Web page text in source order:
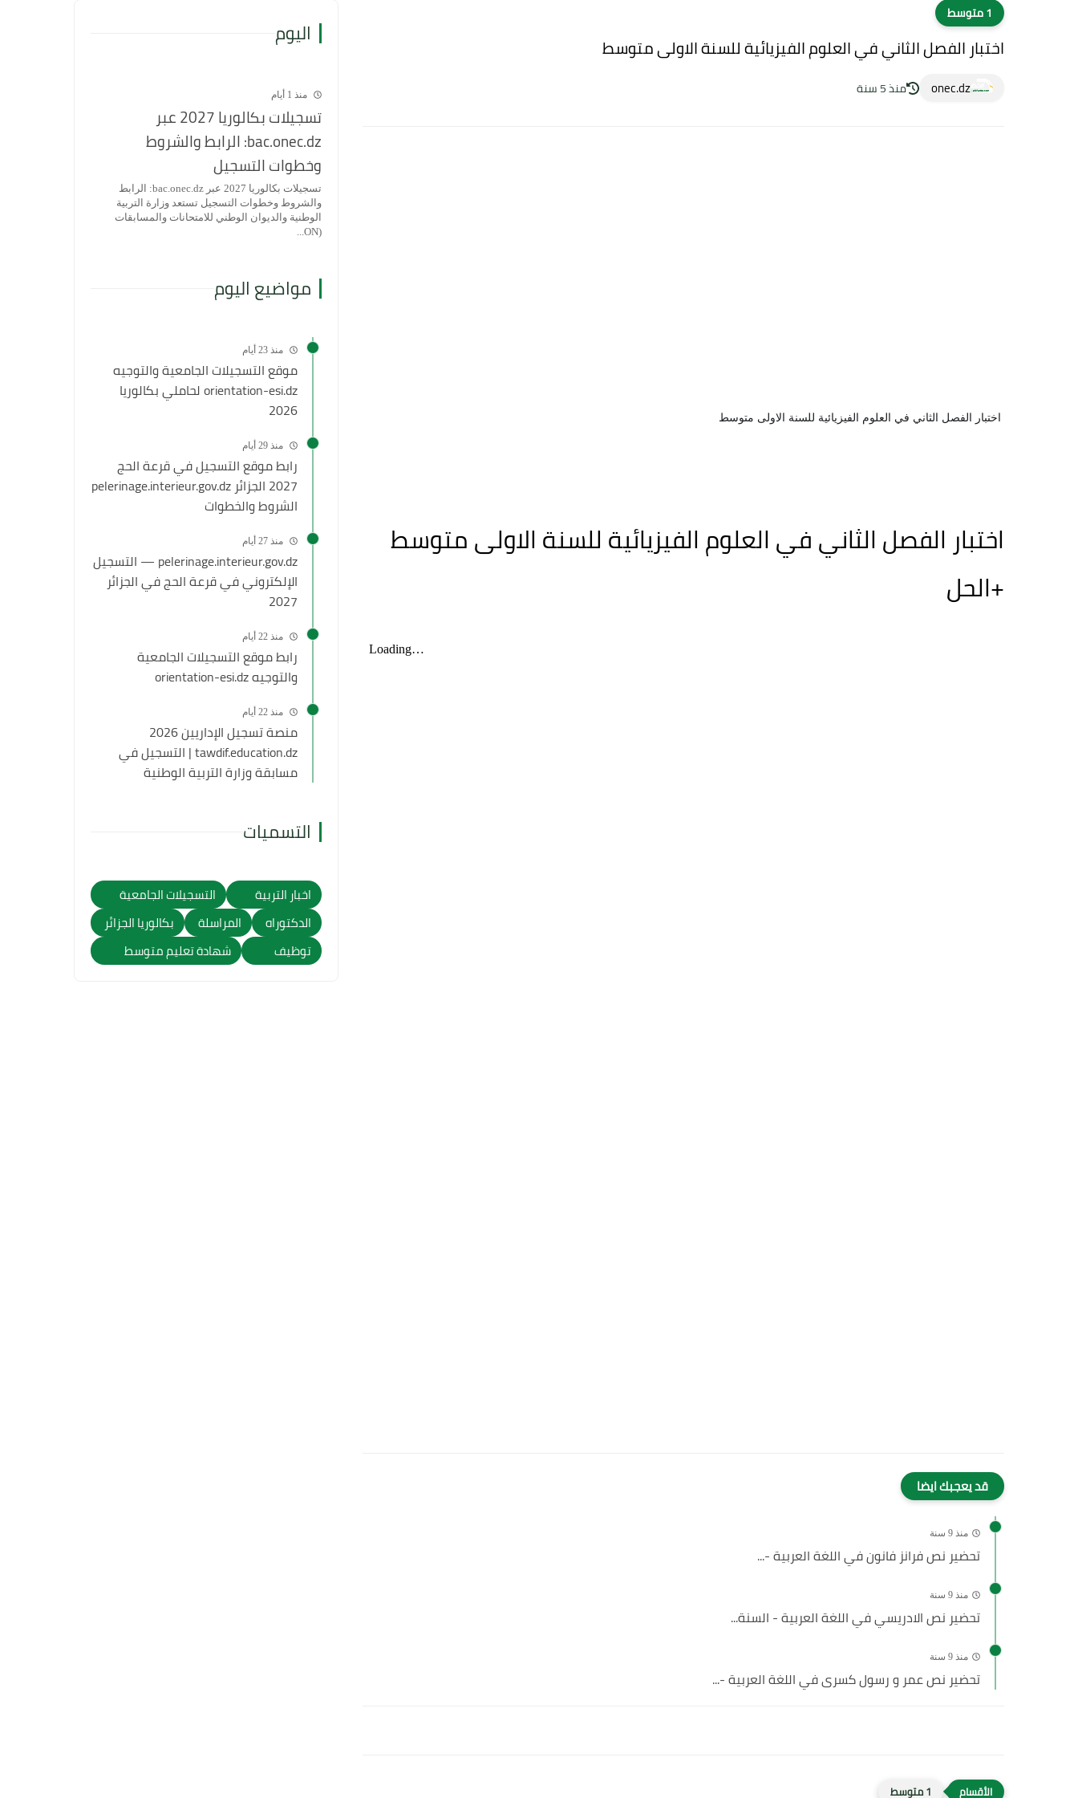
1 متوسط
اختبار الفصل الثاني في العلوم الفيزيائية للسنة الاولى متوسط
onec.dz منذ 5 سنة
اختبار الفصل الثاني في العلوم الفيزيائية للسنة الاولى متوسط
اختبار الفصل الثاني في العلوم الفيزيائية للسنة الاولى متوسط
+الحل
قد يعجبك ايضا
منذ 9 سنة
تحضير نص فرانز فانون في اللغة العربية -...
منذ 9 سنة
تحضير نص الادريسي في اللغة العربية - السنة...
منذ 9 سنة
تحضير نص عمر و رسول كسرى في اللغة العربية -...
1 متوسط
اليوم
منذ 1 أيام
تسجيلات بكالوريا 2027 عبر
bac.onec.dz: الرابط والشروط
وخطوات التسجيل
تسجيلات بكالوريا 2027 عبر bac.onec.dz: الرابط
والشروط وخطوات التسجيل تستعد وزارة التربية
الوطنية والديوان الوطني للامتحانات والمسابقات
(ON...
مواضيع اليوم
منذ 23 أيام
موقع التسجيلات الجامعية والتوجيه
orientation-esi.dz لحاملي بكالوريا
2026
منذ 29 أيام
رابط موقع التسجيل في قرعة الحج
2027 الجزائر pelerinage.interieur.gov.dz
الشروط والخطوات
منذ 27 أيام
pelerinage.interieur.gov.dz — التسجيل
الإلكتروني في قرعة الحج في الجزائر
2027
منذ 22 أيام
رابط موقع التسجيلات الجامعية
والتوجيه orientation-esi.dz
منذ 22 أيام
منصة تسجيل الإداريين 2026
tawdif.education.dz | التسجيل في
مسابقة وزارة التربية الوطنية
التسميات
اخبار التربية
التسجيلات الجامعية
الدكتوراه
المراسلة
بكالوريا الجزائر
توظيف
شهادة تعليم متوسط